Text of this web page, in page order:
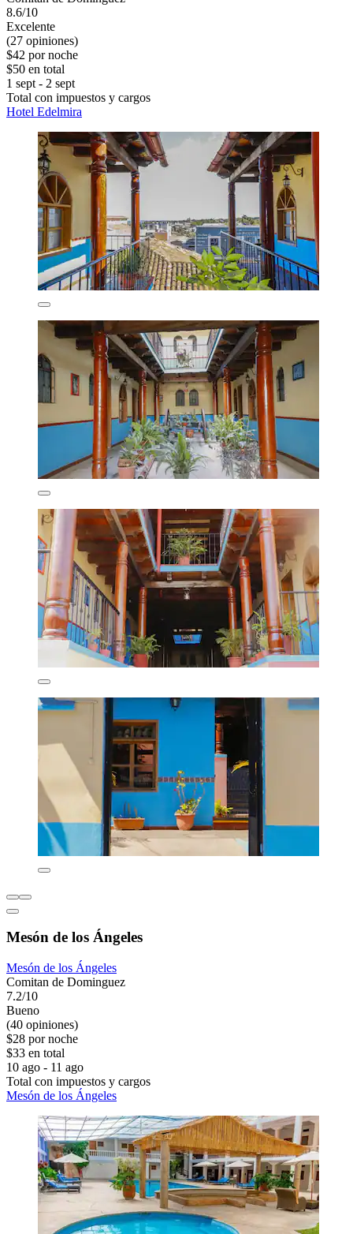
8.6/10
Excelente
(27 opiniones)
$42 por noche
$50 en total
1 sept - 2 sept
Total con impuestos y cargos
Hotel Edelmira
Mesón de los Ángeles
Mesón de los Ángeles
Comitan de Dominguez
7.2/10
Bueno
(40 opiniones)
$28 por noche
$33 en total
10 ago - 11 ago
Total con impuestos y cargos
Mesón de los Ángeles